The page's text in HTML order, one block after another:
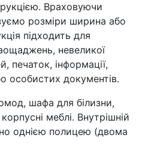
Враховуючи
розміри ширина або
підходить для
невеликої
печаток, інформації,
особистих документів.
шафа для білизни,
меблі. Внутрішній
однією полицею (двома